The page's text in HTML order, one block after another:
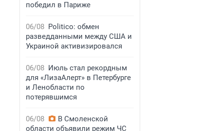
победил в Париже
06/08 Politico: обмен
разведданными между США и
Украиной активизировался
06/08 Июль стал рекордным
для «ЛизаАлерт» в Петербурге
и Ленобласти по
потерявшимся
06/08
В Смоленской
области объявили режим ЧС